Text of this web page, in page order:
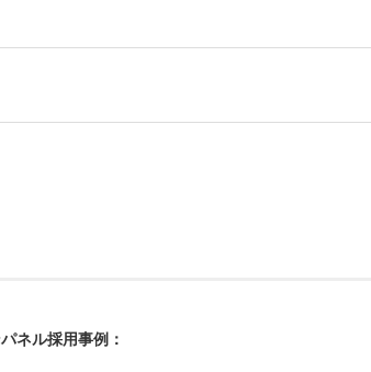
ネル採用事例：